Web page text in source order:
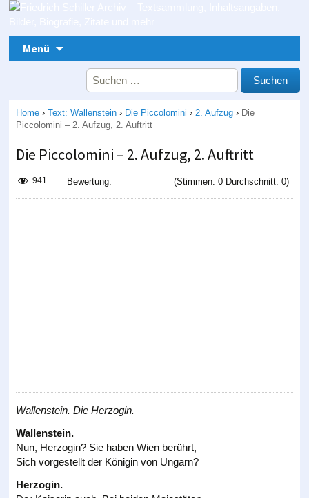
Menü
Suche nach:
Home ›Text: Wallenstein › Die Piccolomini ›2. Aufzug › Die
Piccolomini – 2. Aufzug, 2. Auftritt
Die Piccolomini – 2. Aufzug, 2. Auftritt
941 Bewertung: (Stimmen: 0 Durchschnitt: 0)
Wallenstein. Die Herzogin.
Wallenstein.
Nun, Herzogin? Sie haben Wien berührt,
Sich vorgestellt der Königin von Ungarn?
Herzogin.